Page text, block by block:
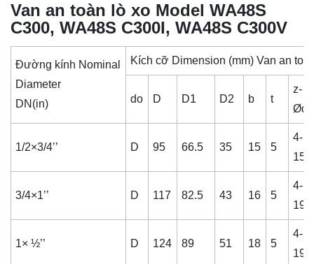
Van an toàn lò xo Model WA48S
C300, WA48S C300I, WA48S C300V
Đường kính Nominal
Diameter
DN(in)
Kích cỡ Dimension (mm) Van an
do D D1 D2 b t
z-
Ød
1/2×3/4’’ D 95 66.5 35 15 5
4-
15
3/4×1’’ D 117 82.5 43 16 5
4-
19
1× ½’’ D 124 89 51 18 5
4-
19